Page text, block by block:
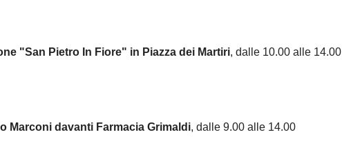
"San Pietro In Fiore" in Piazza dei Martiri, dalle 10.00 alle 14.00
Marconi davanti Farmacia Grimaldi, dalle 9.00 alle 14.00